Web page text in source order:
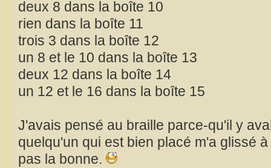
deux 8 dans la boîte 10
rien dans la boîte 11
trois 3 dans la boîte 12
un 8 et le 10 dans la boîte 13
deux 12 dans la boîte 14
un 12 et le 16 dans la boîte 15
J'avais pensé au braille parce-qu'il y
quelqu'un qui est bien placé m'a glissé
pas la bonne.